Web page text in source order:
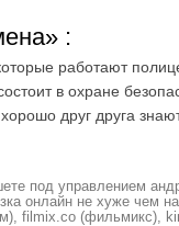
:
работают
в охране
друг друга
под управлением
онлайн не хуже чем
filmix.co (фильмикс),